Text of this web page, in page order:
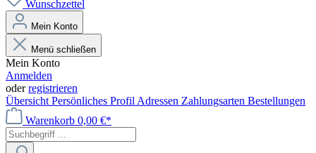
Wunschzettel
Mein Konto
Menü schließen
Mein Konto
Anmelden
oderregistrieren
Übersicht Persönliches Profil Adressen Zahlungsarten Bestellungen
Warenkorb 0,00 €*